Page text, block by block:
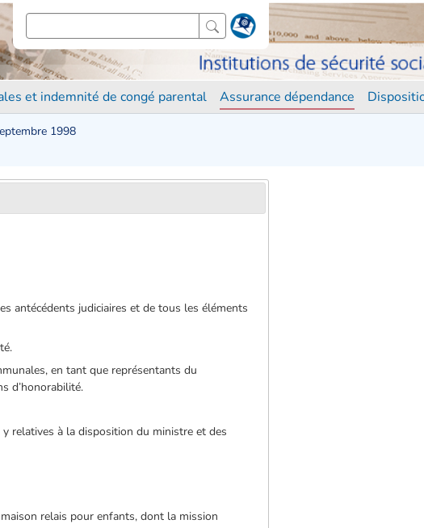
et indemnité de congé parental Assurance dépendance
1998
antécédents judiciaires et de tous les éléments
en tant que représentants du
d’honorabilité.
relatives à la disposition du ministre et des
relais pour enfants, dont la mission